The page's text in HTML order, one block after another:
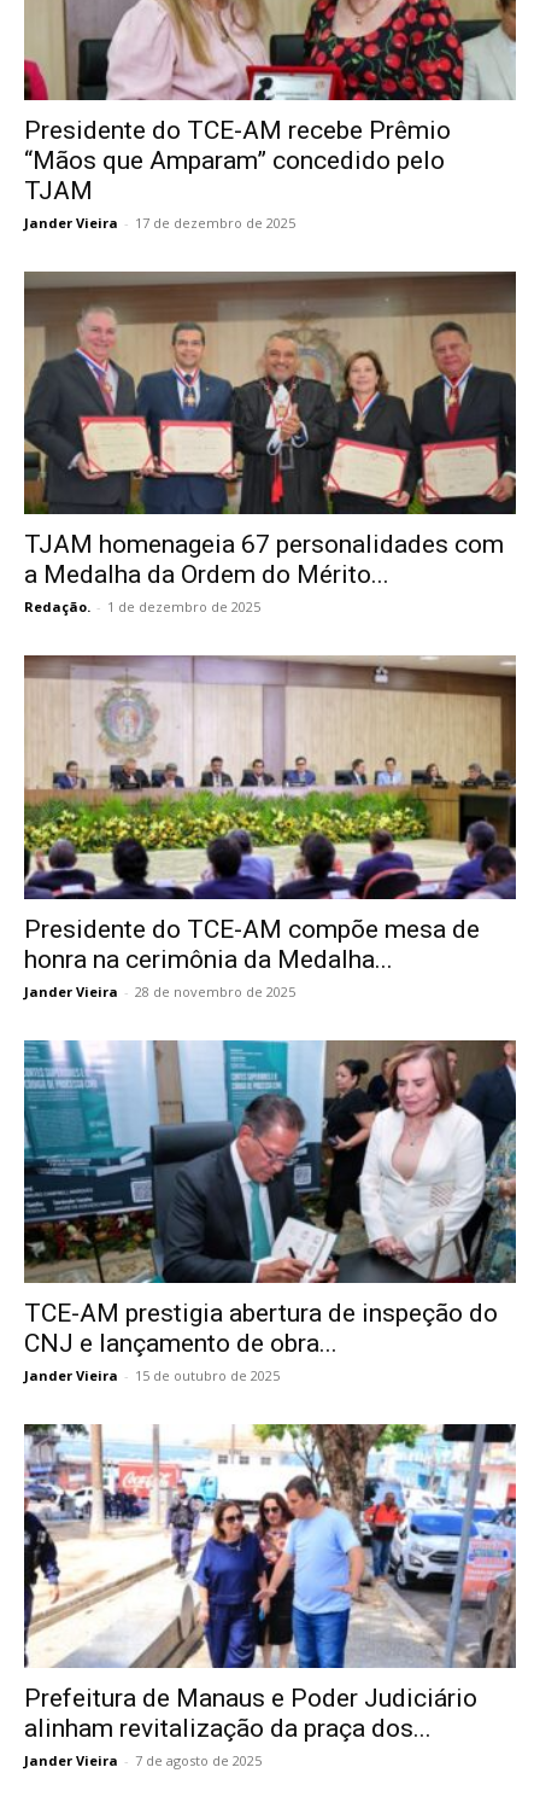
Presidente do TCE-AM recebe Prêmio
“Mãos que Amparam” concedido pelo
TJAM
Jander Vieira - 17 de dezembro de 2025
TJAM homenageia 67 personalidades com
a Medalha da Ordem do Mérito...
Redação. - 1 de dezembro de 2025
Presidente do TCE-AM compõe mesa de
honra na cerimônia da Medalha...
Jander Vieira - 28 de novembro de 2025
TCE-AM prestigia abertura de inspeção do
CNJ e lançamento de obra...
Jander Vieira - 15 de outubro de 2025
Prefeitura de Manaus e Poder Judiciário
alinham revitalização da praça dos...
Jander Vieira - 7 de agosto de 2025